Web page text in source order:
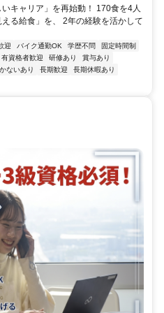
キャリア」を再始動！ 170食を4人
る給食」を、 2年の経験を活かして
迎 バイク通勤OK 学歴不問
固定時間制
有資格者歓迎 研修あり
賞与あり
ないあり 長期歓迎
長期休暇あり